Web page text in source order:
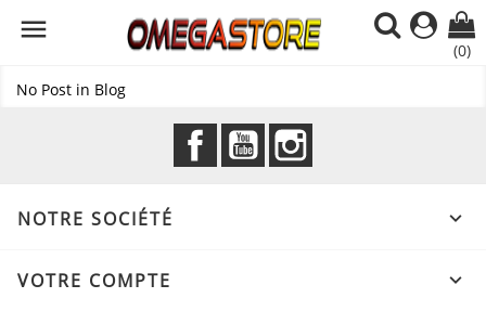

(0)
No Post in Blog
FacebookYouTube
NOTRE SOCIÉTÉ 
VOTRE COMPTE 